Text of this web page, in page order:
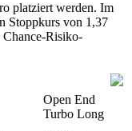
platziert werden. Im
Stoppkurs von 1,37
Chance-Risiko-
Open End
Turbo Long